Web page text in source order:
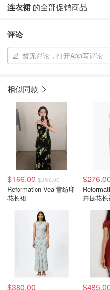
连衣裙 的全部促销商品
评论
暂无评论，打开App写评论
相似同款
$166.00 $359.00
Reformation Vea 雪纺印
花长裙
$276.00
卉提花长
$380.00 $485.00